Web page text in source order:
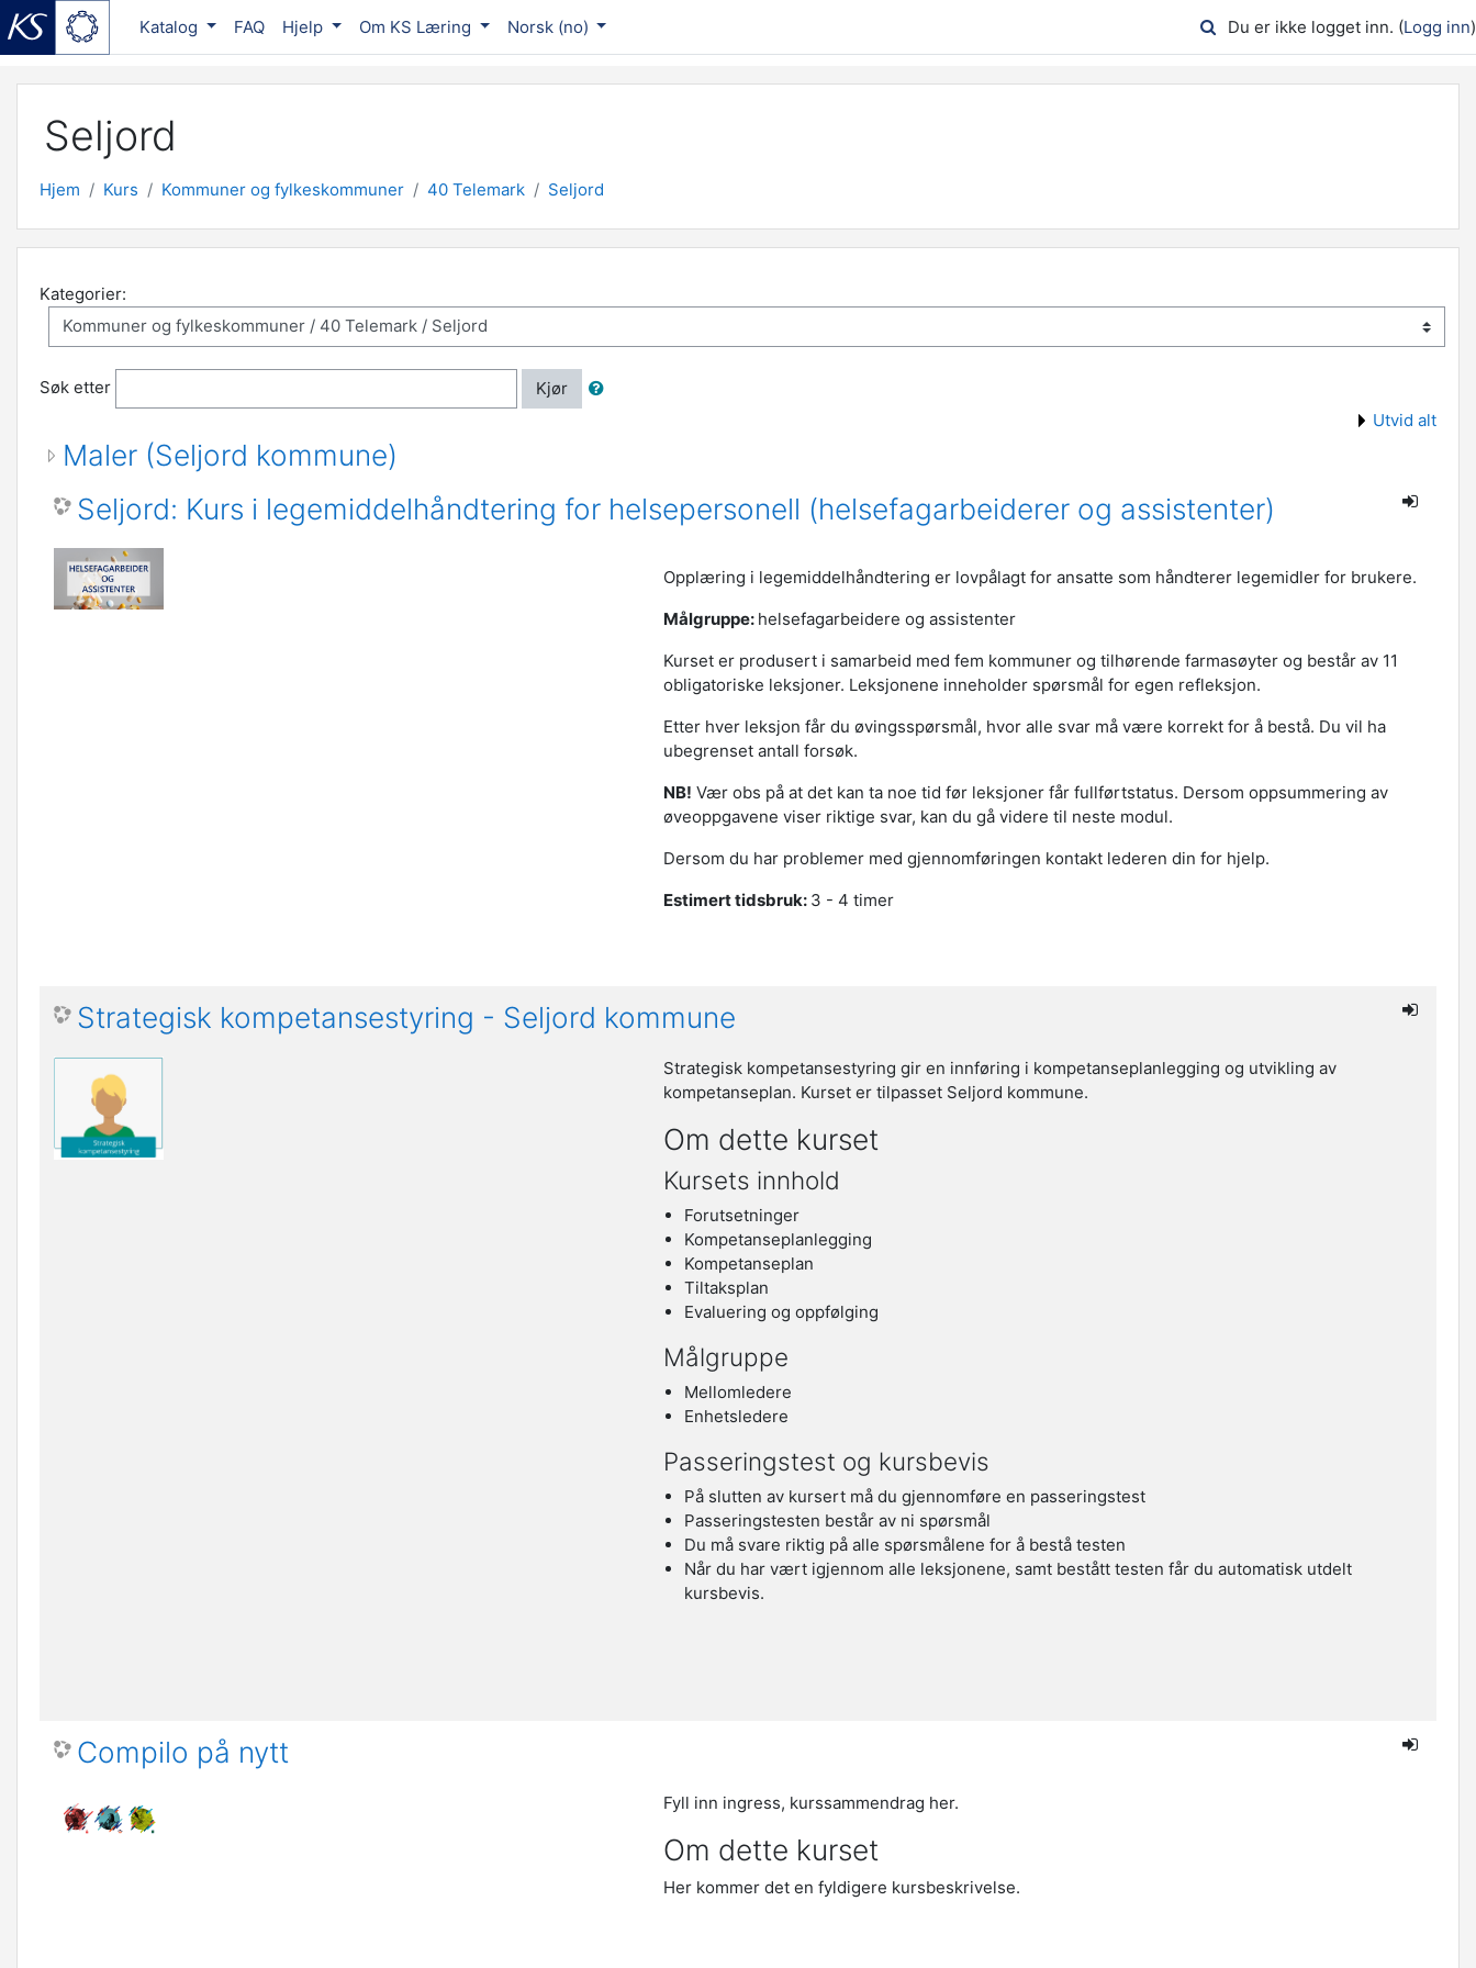
Katalog FAQ Hjelp Om KS Læring Norsk ‎(no)‎ Du er ikke logget inn. (Logg inn)
Seljord
Hjem Kurs Kommuner og fylkeskommuner 40 Telemark Seljord
Kategorier:
Søk etter
Kjør
Utvid alt
Maler (Seljord kommune)
Seljord: Kurs i legemiddelhåndtering for helsepersonell (helsefagarbeiderer og assistenter)
Opplæring i legemiddelhåndtering er lovpålagt for ansatte som håndterer legemidler for brukere.
Målgruppe: helsefagarbeidere og assistenter
Kurset er produsert i samarbeid med fem kommuner og tilhørende farmasøyter og består av 11
obligatoriske leksjoner. Leksjonene inneholder spørsmål for egen refleksjon.
Etter hver leksjon får du øvingsspørsmål, hvor alle svar må være korrekt for å bestå. Du vil ha
ubegrenset antall forsøk.
NB! Vær obs på at det kan ta noe tid før leksjoner får fullførtstatus. Dersom oppsummering av
øveoppgavene viser riktige svar, kan du gå videre til neste modul.
Dersom du har problemer med gjennomføringen kontakt lederen din for hjelp.
Estimert tidsbruk: 3 - 4 timer
Strategisk kompetansestyring - Seljord kommune
Strategisk kompetansestyring gir en innføring i kompetanseplanlegging og utvikling av
kompetanseplan. Kurset er tilpasset Seljord kommune.
Om dette kurset
Kursets innhold
Forutsetninger
Kompetanseplanlegging
Kompetanseplan
Tiltaksplan
Evaluering og oppfølging
Målgruppe
Mellomledere
Enhetsledere
Passeringstest og kursbevis
På slutten av kursert må du gjennomføre en passeringstest
Passeringstesten består av ni spørsmål
Du må svare riktig på alle spørsmålene for å bestå testen
Når du har vært igjennom alle leksjonene, samt bestått testen får du automatisk utdelt
kursbevis.
Compilo på nytt
Fyll inn ingress, kurssammendrag her.
Om dette kurset
Her kommer det en fyldigere kursbeskrivelse.